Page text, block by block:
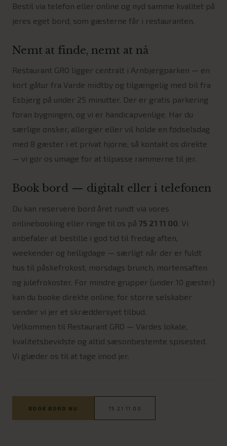
Bestil via telefon eller online og nyd samme kvalitet på
jeres eget bord, som gæsterne får i restauranten.
Nemt at finde, nemt at nå
Restaurant GRO ligger centralt i Arnbjergparken — en
kort gåtur fra Varde midtby og tilgængelig med bil fra
Esbjerg på under 25 minutter. Der er gratis parkering
foran bygningen, og vi er handicapvenlige. Har du
særlige ønsker, allergier eller vil holde en fødselsdag
med 8 gæster i et privat hjørne, så kontakt os direkte
— vi gør os umage for at tilpasse rammerne til jer.
Book bord — digitalt eller i telefonen
Du kan reservere bord året rundt via vores
onlinebooking eller ringe til os på 75 21 11 00. Vi
anbefaler at bestille i god tid til fredag aften,
weekender og helligdage — særligt når der er fuldt
hus til påskefrokost, morsdags brunch, mortensaften
og julefrokoster. For mindre grupper (under 10 gæster)
kan du booke direkte online; for større selskaber
sender vi jer et skræddersyet tilbud.
Velkommen til Restaurant GRO — Vardes lokale,
kvalitetsbevidste og altid sæsonbestemte spisested.
Vi glæder os til at tage imod jer.
BOOK BORD NU 75 21 11 00